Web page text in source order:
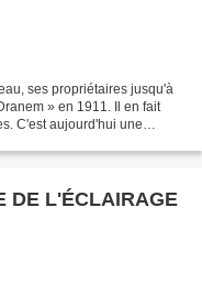
ses propriétaires jusqu'à
» en 1911. Il en fait
C'est aujourd'hui une
DE L'ÉCLAIRAGE